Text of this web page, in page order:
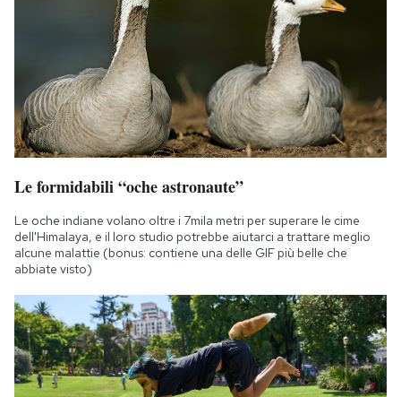
Le formidabili “oche astronaute”
Le oche indiane volano oltre i 7mila metri per superare le cime
dell'Himalaya, e il loro studio potrebbe aiutarci a trattare meglio
alcune malattie (bonus: contiene una delle GIF più belle che
abbiate visto)